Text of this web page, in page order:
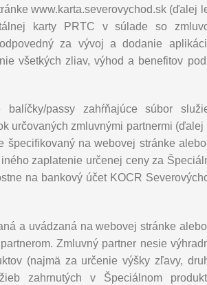
www.karta.severovychod.sk (ďalej
karty PRTC v súlade so
za vývoj a dodanie
všetkých zliav, výhod a benefitov
passy zahŕňajúce súbor
určovaných zmluvnými partnermi (ďalej
špecifikovaný na webovej stránke
zaplatenie určenej ceny za
na bankový účet KOCR
a uvádzaná na webovej stránke
Zmluvný partner nesie
(najmä za určenie výšky zľavy,
zahrnutých v Špeciálnom